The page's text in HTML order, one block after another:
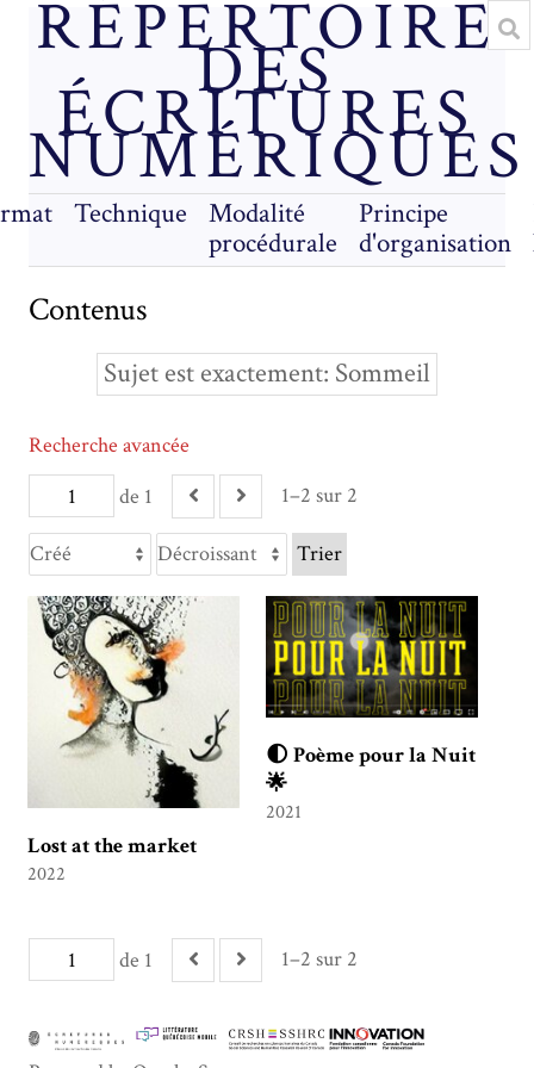
RÉPERTOIRE
DES
ÉCRITURES
NUMÉRIQUES
Technique
Modalité
procédurale
Principe
d'organisation
Contenus
Sujet est exactement Sommeil
de 1 1–2 sur 2
Recherche avancée
Trier
Lost at the market
2022
🌓 Poème pour la Nuit
🌟
2021
de 1 1–2 sur 2